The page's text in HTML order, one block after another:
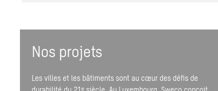
Nos projets
Les villes et les bâtiments sont au cœur des défis de